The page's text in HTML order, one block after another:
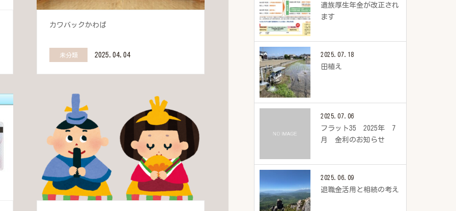
カワバックかわば
未分類 2025.04.04
遺族厚生年金が改正され
ます
2025.07.18
田植え
2025.07.06
フラット35 2025年 7
月 金利のお知らせ
2025.06.09
退職金活用と相続の考え